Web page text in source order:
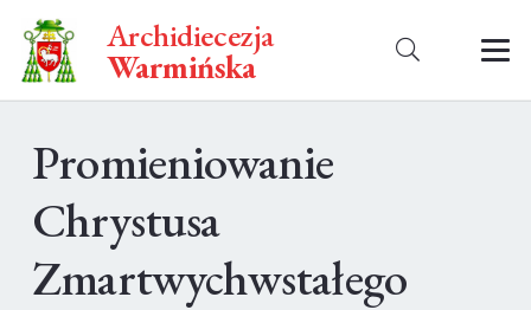
Archidiecezja
Warmińska
Promieniowanie
Chrystusa
Zmartwychwstałego